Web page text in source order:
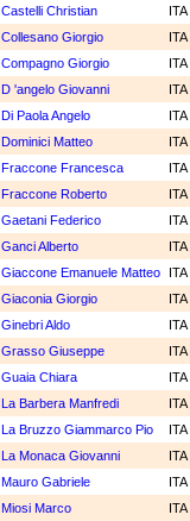
Castelli Christian
ITA
Collesano Giorgio
ITA
Compagno Giorgio
ITA
D 'angelo Giovanni
ITA
Di Paola Angelo
ITA
Dominici Matteo
ITA
Fraccone Francesca
ITA
Fraccone Roberto
ITA
Gaetani Federico
ITA
Ganci Alberto
ITA
Giaccone Emanuele Matteo
ITA
Giaconia Giorgio
ITA
Ginebri Aldo
ITA
Grasso Giuseppe
ITA
Guaia Chiara
ITA
La Barbera Manfredi
ITA
La Bruzzo Giammarco Pio
ITA
La Monaca Giovanni
ITA
Mauro Gabriele
ITA
Miosi Marco
ITA